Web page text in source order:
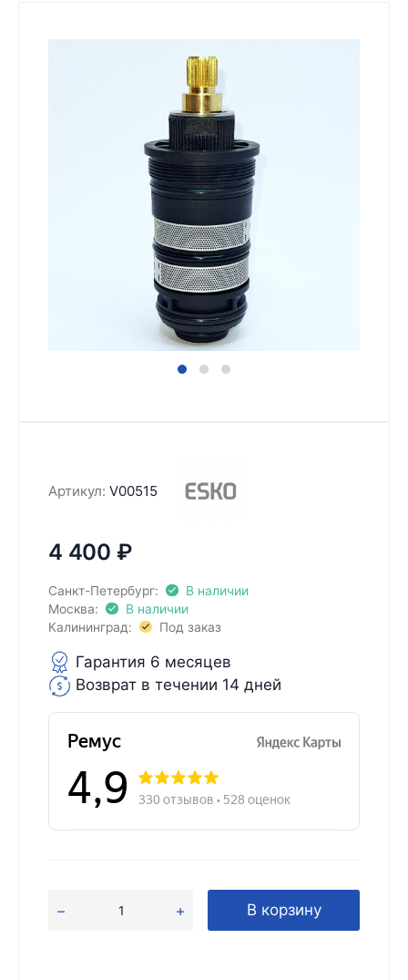
Артикул: V00515
4 400 ₽
Санкт-Петербург:
В наличии
Москва:
В наличии
Калининград:
Под заказ
Гарантия 6 месяцев
Возврат в течении 14 дней
В корзину